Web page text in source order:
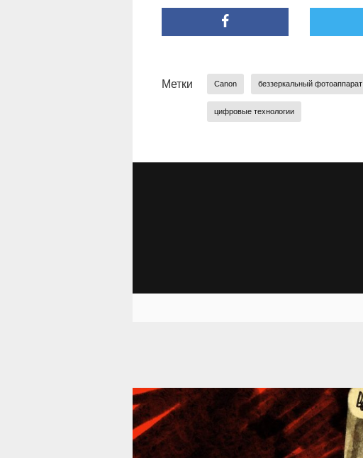
Метки Canon беззеркальный фотоаппарат
цифровые технологии
39 293